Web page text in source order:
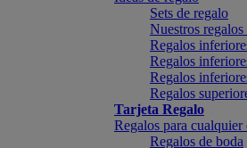
Sets de regalo
Nuestros
Regalos
Regalos
Regalos
Regalos
Tarjeta Regalo
Regalos para cualquier
Regalos de boda